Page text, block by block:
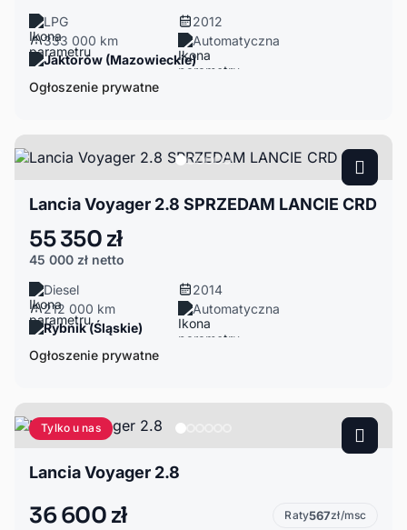
LPG
2012
333 000 km
Automatyczna
Jaktorów (Mazowieckie)
Ogłoszenie prywatne
Lancia Voyager 2.8 SPRZEDAM LANCIE CRD
55 350 zł
45 000 zł netto
Diesel
2014
212 000 km
Automatyczna
Rybnik (Śląskie)
Ogłoszenie prywatne
Tylko u nas
Lancia Voyager 2.8
36 600 zł Raty567zł/msc